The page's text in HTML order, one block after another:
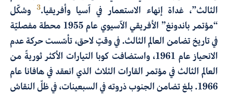
الثالث”، غداة إنهاء الاستعمار في آسيا وأفريقيا.3
وشكّل
“مؤتمر باندونغ” الأفريقي الآسيوي عام 1955 محطة مفصليّة
في تاريخ تضامن العالم الثالث. في وقتٍ لاحق، تأسّست حركة عدم
الانحياز عام 1961، واستضافت كوبا التيارات الأكثر ثوريةً من
العالم الثالث في مؤتمر القارات الثلاث الذي انعقد في هافانا عام
1966. بلغ تضامن الجنوب ذروته في السبعينات، في ظلّ النقاش